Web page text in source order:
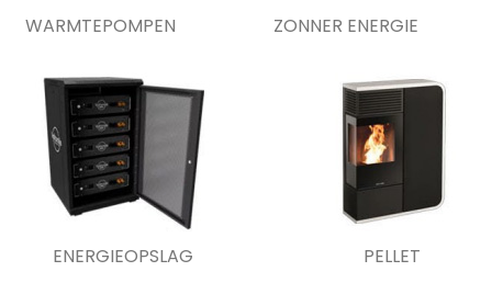
WARMTEPOMPEN ZONNER ENERGIE
ENERGIEOPSLAG PELLET